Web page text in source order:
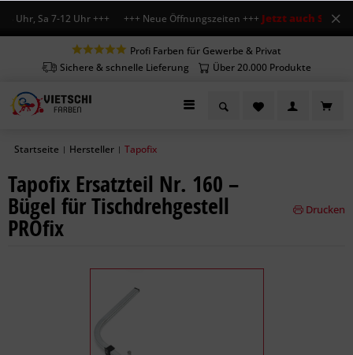
Uhr, Sa 7-12 Uhr +++ +++ Neue Öffnungszeiten +++Jetzt auch Sa
Profi Farben für Gewerbe & Privat
Sichere & schnelle Lieferung
Über 20.000 Produkte
Startseite | Hersteller | Tapofix
Tapofix Ersatzteil Nr. 160 –
Bügel für Tischdrehgestell
PROfix
Drucken